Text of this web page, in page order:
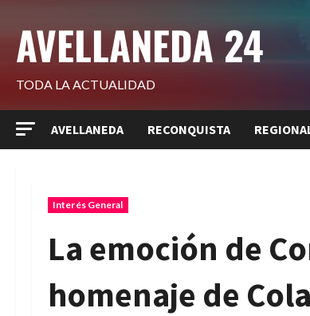
contenido
AVELLANEDA 24
TODA LA ACTUALIDAD
AVELLANEDA RECONQUISTA
Interés General
La emoción de
homenaje de